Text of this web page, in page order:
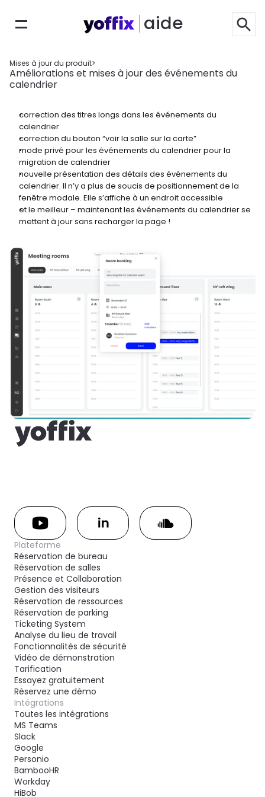
aide
Mises à jour du produit>
Améliorations et mises à jour des événements du
calendrier
correction des titres longs dans les événements du
calendrier
correction du bouton “voir la salle sur la carte”
mode privé pour les événements du calendrier pour la
migration de calendrier
nouvelle présentation des détails des événements du
calendrier. Il n’y a plus de soucis de positionnement de la
fenêtre modale. Elle s’affiche à un endroit accessible
et le meilleur – maintenant les événements du calendrier se
mettent à jour sans recharger la page !
Plateforme
Réservation de bureau
Réservation de salles
Présence et Collaboration
Gestion des visiteurs
Réservation de ressources
Réservation de parking
Ticketing System
Analyse du lieu de travail
Fonctionnalités de sécurité
Vidéo de démonstration
Tarification
Essayez gratuitement
Réservez une démo
Intégrations
Toutes les intégrations
MS Teams
Slack
Google
Personio
BambooHR
Workday
HiBob